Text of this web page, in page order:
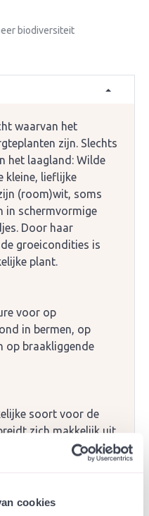
cookies
biodiversiteit
waarvan het
zijn. Slechts
het laagland: Wilde
kleine, lieflijke
(room)wit, soms
in schermvormige
Door haar
groeicondities is
plant.
voor op
in bermen, op
op braakliggende
soort voor de
zich makkelijk uit
wortelstok en kan
plant worden.
wegbermen in